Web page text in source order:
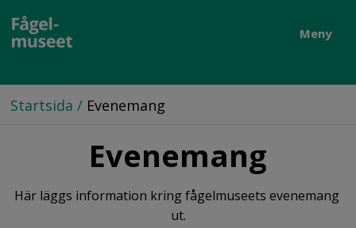
Meny
Startsida / Evenemang
Evenemang
Här läggs information kring fågelmuseets evenemang
ut.